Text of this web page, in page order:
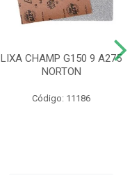
LIXA CHAMP G150 9 A275
NORTON
Código: 11186